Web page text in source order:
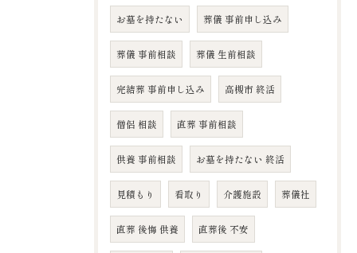
お墓を持たない 葬儀 事前申し込み
葬儀 事前相談 葬儀 生前相談
完結葬 事前申し込み 高槻市 終活
僧侶 相談 直葬 事前相談
供養 事前相談 お墓を持たない 終活
見積もり 看取り 介護施設 葬儀社
直葬 後悔 供養 直葬後 不安